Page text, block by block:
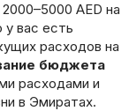
AED на
у вас есть
расходов на
бюджета
расходами и
в Эмиратах.